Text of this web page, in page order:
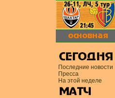
Последние новости
Пресса
На этой неделе